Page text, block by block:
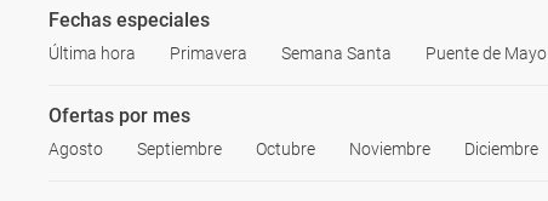
Fechas especiales
Última hora Primavera Semana Santa Puente de Mayo
Ofertas por mes
Agosto Septiembre Octubre Noviembre Diciembre